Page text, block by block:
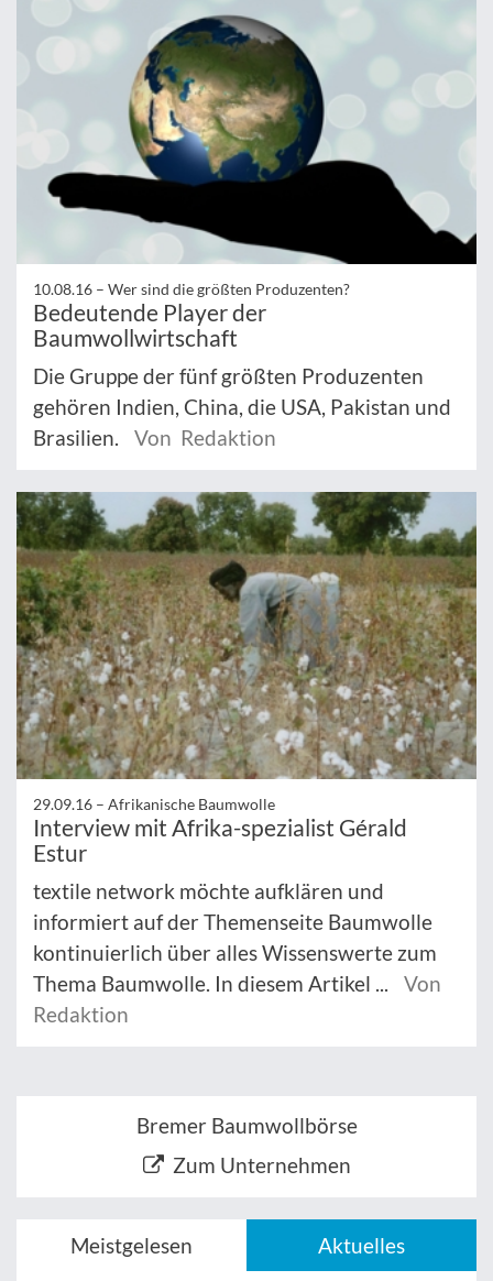
10.08.16 – Wer sind die größten Produzenten?
Bedeutende Player der
Baumwollwirtschaft
Die Gruppe der fünf größten Produzenten
gehören Indien, China, die USA, Pakistan und
Brasilien.
Von Redaktion
29.09.16 – Afrikanische Baumwolle
Interview mit Afrika-spezialist Gérald
Estur
textile network möchte aufklären und
informiert auf der Themenseite Baumwolle
kontinuierlich über alles Wissenswerte zum
Thema Baumwolle. In diesem Artikel ...
Von
Redaktion
Bremer Baumwollbörse
Zum Unternehmen
Meistgelesen Aktuelles